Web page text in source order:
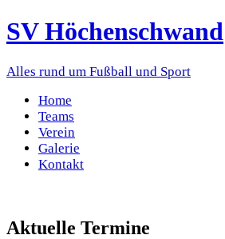
SV Höchenschwand
Alles rund um Fußball und Sport
Home
Teams
Verein
Galerie
Kontakt
Aktuelle Termine